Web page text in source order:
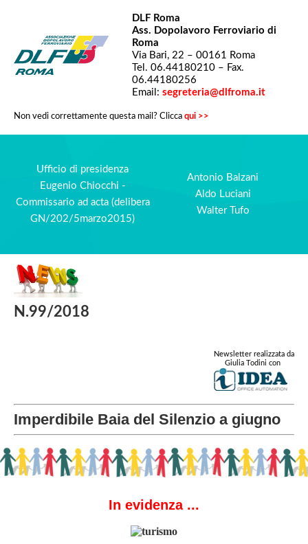
DLF Roma
Ass. Dopolavoro Ferroviario di
Roma
Via Bari, 22 – 00161 Roma
Tel. 06.44180210 – Fax.
06.44180256
Email: segreteria@dlfroma.it
Non vedi correttamente questa mail? Clicca qui >>
Ufficio di presidenza
Eugenio Chiocchi -
Commissario ad acta (delibera
GN/202/5marzo2015)
Antonio Balzani
Aldo Luciani
Walter Tufo
N.99/2018
Newsletter realizzata da
Giulia Todini con
Imperdibile Baia del Silenzio a giugno
In evidenza ...